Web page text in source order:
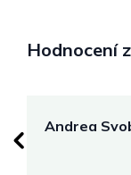
Hodnocení
Andrea
Hodnocení